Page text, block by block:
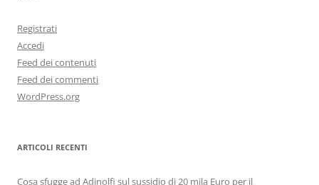
Registrati
Accedi
Feed dei contenuti
Feed dei commenti
WordPress.org
ARTICOLI RECENTI
Cosa sfugge ad Adinolfi sul sussidio di 20 mila Euro per il